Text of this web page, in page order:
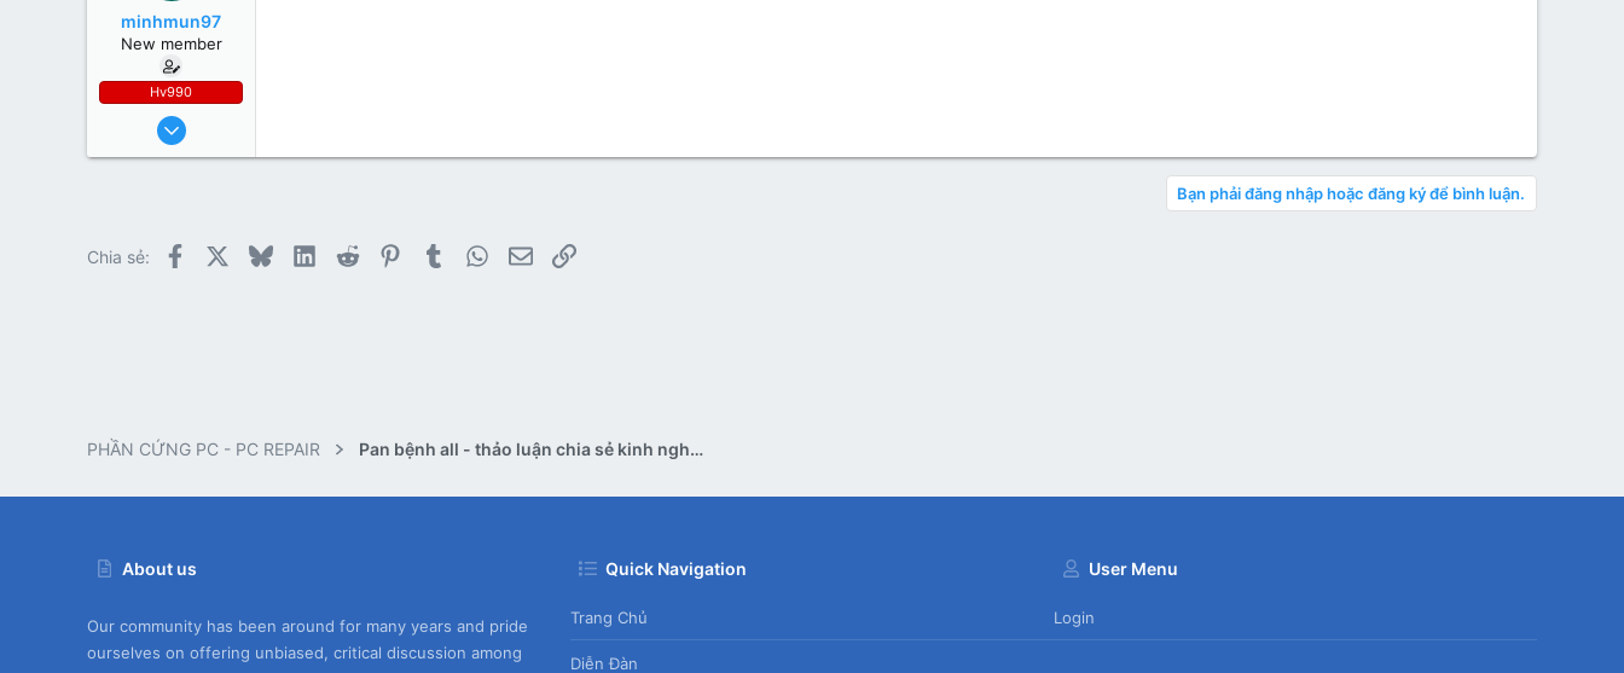
minhmun97
New member
Hv990
30/11/21
Bạn phải đăng nhập hoặc đăng ký để bình luận.
Chia sẻ: Facebook BlueskyLinkedIn
Reddit PinterestTumblrWhatsApp
EmailLink
PHẦN CỨNG PC - PC REPAIR Pan bệnh all - thảo luận chia sẻ kinh nghiệm
About us
Our community has been around for many years and pride
ourselves on offering unbiased, critical discussion among
Quick Navigation
Trang Chủ
Diễn Đàn
User Menu
Login